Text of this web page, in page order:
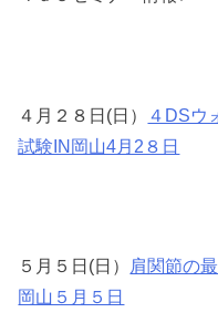
４月２８日(日）
４DSウ
試験IN岡山4月2８日
５月５日(日） 肩関節の
岡山５月５日